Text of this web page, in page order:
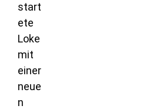
start
ete
Loke
mit
einer
neue
n